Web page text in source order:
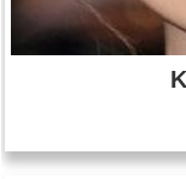
Hendrix, qua đời tại
Ngày 18-9 năm
trong lịch sử giải